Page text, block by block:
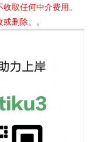
取任何中介费用。
删除。。